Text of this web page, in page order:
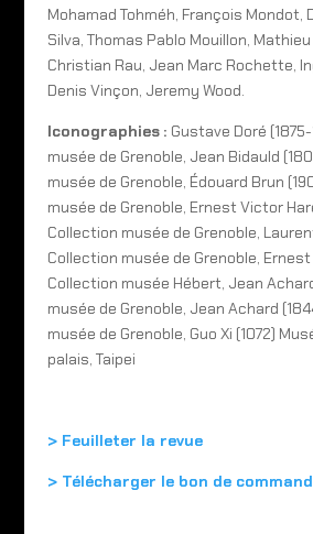
Mohamad Tohméh, François Mondot,
Silva, Thomas Pablo Mouillon,
Christian Rau, Jean Marc Rochette,
Denis Vinçon, Jeremy Wood.
Iconographies : Gustave Doré
musée de Grenoble, Jean Bidauld
musée de Grenoble, Édouard Brun
musée de Grenoble, Ernest Victor
Collection musée de Grenoble,
Collection musée de Grenoble,
Collection musée Hébert, Jean
musée de Grenoble, Jean Achard
musée de Grenoble, Guo Xi (1072)
palais, Taipei
> Feuilleter la revue
> Télécharger le bon de